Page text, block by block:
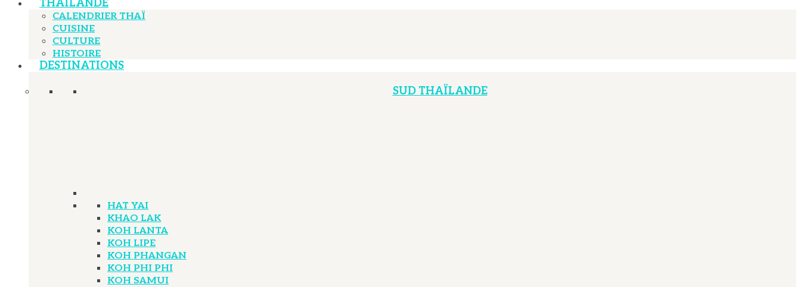
THAÏLANDE
CALENDRIER THAÏ
CUISINE
CULTURE
HISTOIRE
DESTINATIONS
SUD THAÏLANDE
HAT YAI
KHAO LAK
KOH LANTA
KOH LIPE
KOH PHANGAN
KOH PHI PHI
KOH SAMUI